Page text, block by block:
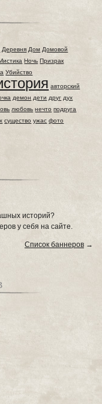
Деревня Дом Домовой
Ночь Призрак
Убийство
авторский
демон дети друг дух
любовь нечто подруга
существо ужас фото
историй?
у себя на сайте.
Список баннеров →